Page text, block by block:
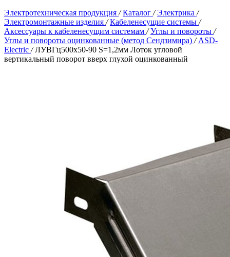
Электротехническая продукция / Каталог / Электрика /
Электромонтажные изделия / Кабеленесущие системы /
Аксессуары к кабеленесущим системам / Углы и повороты /
Углы и повороты оцинкованные (метод Сендзимира) / ASD-
Electric / ЛУВГц500х50-90 S=1,2мм Лоток угловой
вертикальный поворот вверх глухой оцинкованный